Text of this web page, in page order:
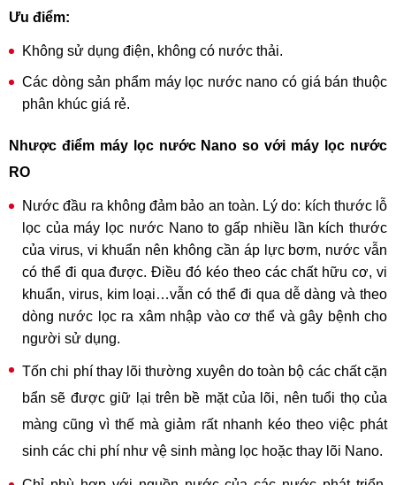
Ưu ​điểm:
Không sử dụng điện, không có nước thải.
Các dòng sản phẩm máy lọc nước nano có giá bán thuộc
phân khúc giá rẻ.
Nhược điểm máy lọc nước Nano so với máy lọc nước
RO
Nước đầu ra không đảm bảo an toàn. Lý do: kích thước lỗ
lọc của máy lọc nước Nano to gấp nhiều lần kích thước
của virus, vi khuẩn nên không cần áp lực bơm, nước vẫn
có thể đi qua được. Điều đó kéo theo các chất hữu cơ, vi
khuẩn, virus, kim loại…vẫn có thể đi qua dễ dàng và theo
dòng nước lọc ra xâm nhập vào cơ thể và gây bệnh cho
người sử dụng.
Tốn chi phí thay lõi thường xuyên do toàn bộ các chất cặn
bẩn sẽ được giữ lại trên bề mặt của lõi, nên tuổi thọ của
màng cũng vì thế mà giảm rất nhanh kéo theo việc phát
sinh các chi phí như vệ sinh màng lọc hoặc thay lõi Nano.